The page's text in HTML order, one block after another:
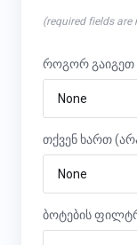
(required fields are
როგორ გაიგეთ
თქვენ ხართ
ბოტების